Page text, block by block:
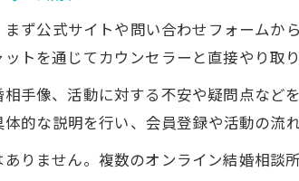
ず公式サイトや問い合わせフォーム
トを通じてカウンセラーと直接やり取り
手像、活動に対する不安や疑問点など
的な説明を行い、会員登録や活動の流
りません。複数のオンライン結婚相